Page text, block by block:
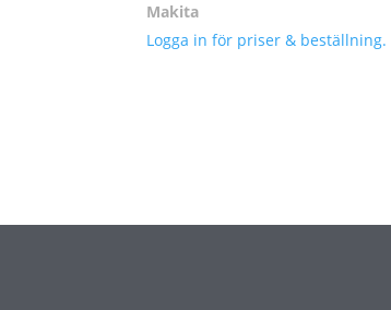
Makita
Logga in för priser & beställning.